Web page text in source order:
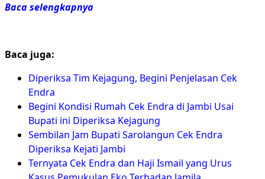
Baca selengkapnya
Baca juga:
Diperiksa Tim Kejagung, Begini Penjelasan Cek
Endra
Begini Kondisi Rumah Cek Endra di Jambi Usai
Bupati ini Diperiksa Kejagung
Sembilan Jam Bupati Sarolangun Cek Endra
Diperiksa Kejati Jambi
Ternyata Cek Endra dan Haji Ismail yang Urus